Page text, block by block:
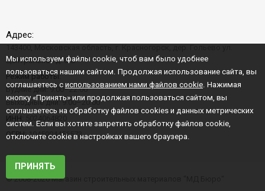
Адрес:
Центральная д. 6"Б"
Режим работы:
Будние дни: 9:00–22:00
Выходные дни: 9:00–20:00
ИНН:
ОГРН:1045004456573
© 2008-2026 Магазин строительных материалов "МД Бюро"
Мы используем файлы cookie, чтоб вам было удобнее
пользоваться нашим сайтом. Продолжая использование сайта, вы
соглашаетесь с использованием нами файлов cookie . Нажимая
кнопку «Принять» или продолжая пользоваться сайтом, вы
соглашаетесь на обработку файлов cookies и данных метрических
систем. Если вы хотите запретить обработку файлов cookie,
отключите cookie в настройках вашего браузера.
ПРИНЯТЬ